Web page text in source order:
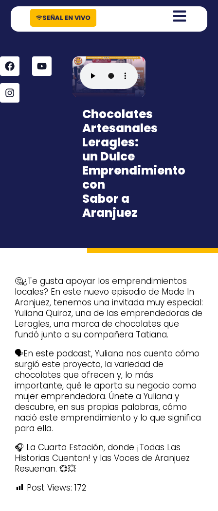
contenido
SEÑAL EN VIVO
Chocolates
Artesanales
Leragles:
un Dulce
Emprendimiento
con
Sabor a
Aranjuez
🤔¿Te gusta apoyar los emprendimientos
locales? En este nuevo episodio de Made In
Aranjuez, tenemos una invitada muy especial:
Yuliana Quiroz, una de las emprendedoras de
Leragles, una marca de chocolates que
fundó junto a su compañera Tatiana.
🗣️En este podcast, Yuliana nos cuenta cómo
surgió este proyecto, la variedad de
chocolates que ofrecen y, lo más
importante, qué le aporta su negocio como
mujer emprendedora. Únete a Yuliana y
descubre, en sus propias palabras, cómo
nació este emprendimiento y lo que significa
para ella.
🎧 La Cuarta Estación, donde ¡Todas Las
Historias Cuentan! y las Voces de Aranjuez
Resuenan. 💞💥
Post Views: 172